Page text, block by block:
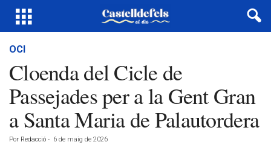
OCI
Cloenda del Cicle de
Passejades per a la Gent Gran
a Santa Maria de Palautordera
Por Redacció - 6 de maig de 2026